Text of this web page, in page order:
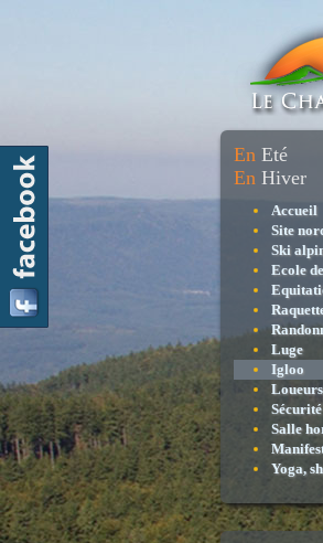
EnEté
EnHiver
Accueil
Site
Ski
Ecole
Luge
Igloo
Sécurité
Salle
Yoga,